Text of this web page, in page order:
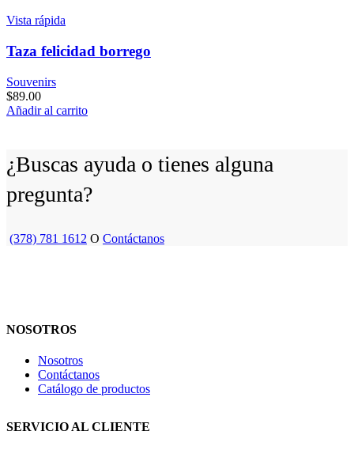
Vista rápida
Taza felicidad borrego
Souvenirs
$89.00
Añadir al carrito
¿Buscas ayuda o tienes alguna
pregunta?
(378) 781 1612 O Contáctanos
NOSOTROS
Nosotros
Contáctanos
Catálogo de productos
SERVICIO AL CLIENTE